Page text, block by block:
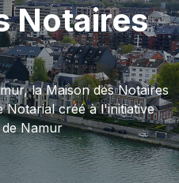
Notaires
la Maison des Notaires
Notarial créé à l'initiative
Namur